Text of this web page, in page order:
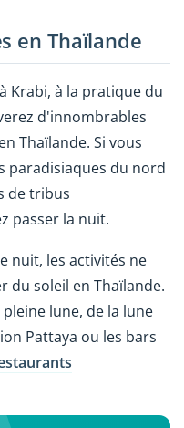
en Thaïlande
Krabi, à la pratique du
d'innombrables
Thaïlande. Si vous
paradisiaques du nord
de tribus
passer la nuit.
nuit, les activités ne
du soleil en Thaïlande.
lune, de la lune
Pattaya ou les bars